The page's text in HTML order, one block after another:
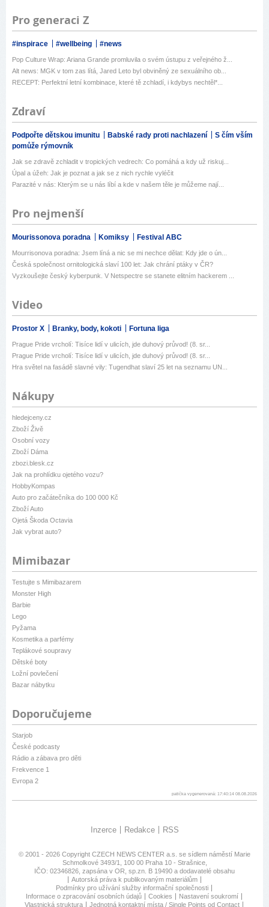
Pro generaci Z
#inspirace #wellbeing #news
Pop Culture Wrap: Ariana Grande promluvila o svém ústupu z veřejného ž...
Alt news: MGK v tom zas lítá, Jared Leto byl obviněný ze sexuálního ob...
RECEPT: Perfektní letní kombinace, které tě zchladí, i kdybys nechtěl*...
Zdraví
Podpořte dětskou imunitu Babské rady proti nachlazení
S čím vším
pomůže rýmovník
Jak se zdravě zchladit v tropických vedrech: Co pomáhá a kdy už riskuj...
Úpal a úžeh: Jak je poznat a jak se z nich rychle vyléčit
Parazité v nás: Kterým se u nás líbí a kde v našem těle je můžeme nají...
Pro nejmenší
Mourissonova poradna Komiksy Festival ABC
Mourrisonova poradna: Jsem líná a nic se mi nechce dělat: Kdy jde o ún...
Česká společnost ornitologická slaví 100 let: Jak chrání ptáky v ČR?
Vyzkoušejte český kyberpunk. V Netspectre se stanete elitním hackerem ...
Video
Prostor X Branky, body, kokoti Fortuna liga
Prague Pride vrcholí: Tisíce lidí v ulicích, jde duhový průvod! (8. sr...
Prague Pride vrcholí: Tisíce lidí v ulicích, jde duhový průvod! (8. sr...
Hra světel na fasádě slavné vily: Tugendhat slaví 25 let na seznamu UN...
Nákupy
hledejceny.cz
Zboží Živě
Osobní vozy
Zboží Dáma
zbozi.blesk.cz
Jak na prohlídku ojetého vozu?
HobbyKompas
Auto pro začátečníka do 100 000 Kč
Zboží Auto
Ojetá Škoda Octavia
Jak vybrat auto?
Mimibazar
Testujte s Mimibazarem
Monster High
Barbie
Lego
Pyžama
Kosmetika a parfémy
Teplákové soupravy
Dětské boty
Ložní povlečení
Bazar nábytku
Doporučujeme
Starjob
České podcasty
Rádio a zábava pro děti
Frekvence 1
Evropa 2
patička vygenerovaná: 17:40:14 08.08.2026
Inzerce Redakce RSS
© 2001 - 2026 Copyright CZECH NEWS CENTER a.s. se sídlem náměstí Marie
Schmolkové 3493/1, 100 00 Praha 10 - Strašnice,
IČO: 02346826, zapsána v OR, sp.zn. B 19490 a dodavatelé obsahu
Autorská práva k publikovaným materiálům
Podmínky pro užívání služby informační společnosti
Informace o zpracování osobních údajů
Cookies
Nastavení soukromí
Vlastnická struktura
Jednotná kontaktní místa / Single Points od Contact